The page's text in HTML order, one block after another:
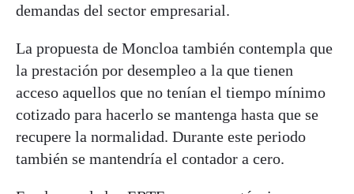
demandas del sector empresarial.
La propuesta de Moncloa también contempla que
la prestación por desempleo a la que tienen
acceso aquellos que no tenían el tiempo mínimo
cotizado para hacerlo se mantenga hasta que se
recupere la normalidad. Durante este periodo
también se mantendría el contador a cero.